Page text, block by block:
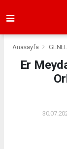
Anasayfa GENEL
Er